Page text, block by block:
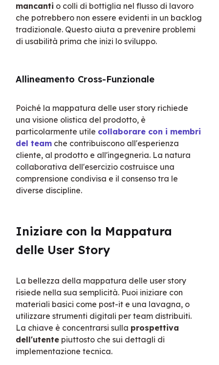
mancanti o colli di bottiglia nel flusso di lavoro
che potrebbero non essere evidenti in un backlog
tradizionale. Questo aiuta a prevenire problemi
di usabilità prima che inizi lo sviluppo.
Allineamento Cross-Funzionale
Poiché la mappatura delle user story richiede
una visione olistica del prodotto, è
particolarmente utile collaborare con i membri
del team che contribuiscono all'esperienza
cliente, al prodotto e all'ingegneria. La natura
collaborativa dell'esercizio costruisce una
comprensione condivisa e il consenso tra le
diverse discipline.
Iniziare con la Mappatura
delle User Story
La bellezza della mappatura delle user story
risiede nella sua semplicità. Puoi iniziare con
materiali basici come post-it e una lavagna, o
utilizzare strumenti digitali per team distribuiti.
La chiave è concentrarsi sulla prospettiva
dell'utente piuttosto che sui dettagli di
implementazione tecnica.